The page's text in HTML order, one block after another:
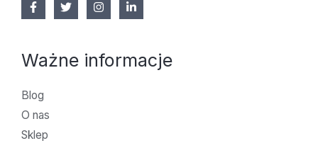
Ważne informacje
Blog
O nas
Sklep